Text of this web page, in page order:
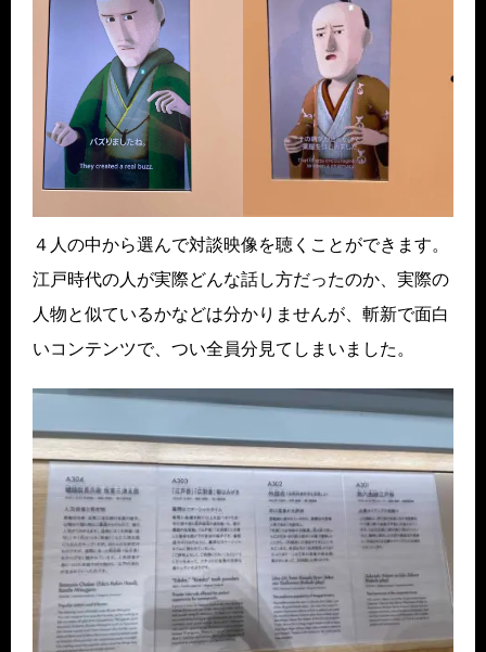
４人の中から選んで対談映像を聴くことができます。
江戸時代の人が実際どんな話し方だったのか、実際の
人物と似ているかなどは分かりませんが、斬新で面白
いコンテンツで、つい全員分見てしまいました。